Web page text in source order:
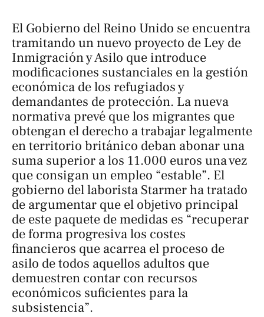
El Gobierno del Reino Unido se encuentra
tramitando un nuevo proyecto de Ley de
Inmigración y Asilo que introduce
modificaciones sustanciales en la gestión
económica de los refugiados y
demandantes de protección. La nueva
normativa prevé que los migrantes que
obtengan el derecho a trabajar legalmente
en territorio británico deban abonar una
suma superior a los 11.000 euros una vez
que consigan un empleo “estable”. El
gobierno del laborista Starmer ha tratado
de argumentar que el objetivo principal
de este paquete de medidas es “recuperar
de forma progresiva los costes
financieros que acarrea el proceso de
asilo de todos aquellos adultos que
demuestren contar con recursos
económicos suficientes para la
subsistencia”.